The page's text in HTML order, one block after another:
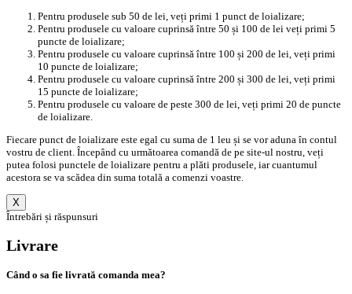
Pentru produsele sub 50 de lei, veți primi 1 punct de loializare;
Pentru produsele cu valoare cuprinsă între 50 și 100 de lei veți primi 5
puncte de loializare;
Pentru produsele cu valoare cuprinsă între 100 și 200 de lei, veți primi
10 puncte de loializare;
Pentru produsele cu valoare cuprinsă între 200 și 300 de lei, veți primi
15 puncte de loializare;
Pentru produsele cu valoare de peste 300 de lei, veți primi 20 de puncte
de loializare.
Fiecare punct de loializare este egal cu suma de 1 leu și se vor aduna în contul
vostru de client. Începând cu următoarea comandă de pe site-ul nostru, veți
putea folosi punctele de loializare pentru a plăti produsele, iar cuantumul
acestora se va scădea din suma totală a comenzi voastre.
X
Întrebări și răspunsuri
Livrare
Când o sa fie livrată comanda mea?